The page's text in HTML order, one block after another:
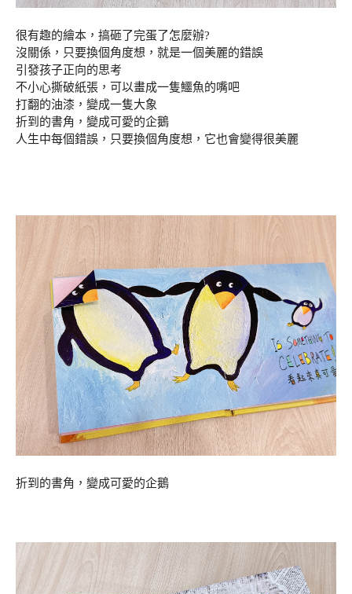
很有趣的繪本，搞砸了完蛋了怎麼辦?
沒關係，只要換個角度想，就是一個美麗的錯誤
引發孩子正向的思考
不小心撕破紙張，可以畫成一隻鱷魚的嘴吧
打翻的油漆，變成一隻大象
折到的書角，變成可愛的企鵝
人生中每個錯誤，只要換個角度想，它也會變得很美麗
折到的書角，變成可愛的企鵝